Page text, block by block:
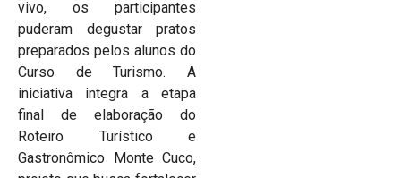
vivo, os participantes
puderam degustar pratos
preparados pelos alunos do
Curso de Turismo. A
iniciativa integra a etapa
final de elaboração do
Roteiro Turístico e
Gastronômico Monte Cuco,